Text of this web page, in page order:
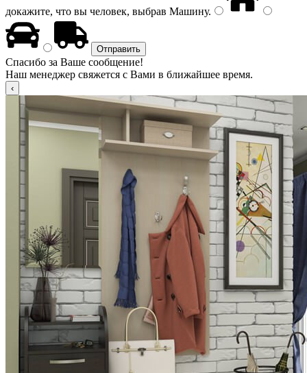
докажите, что вы человек, выбрав Машину.
Спасибо за Ваше сообщение!
Наш менеджер свяжется с Вами в ближайшее время.